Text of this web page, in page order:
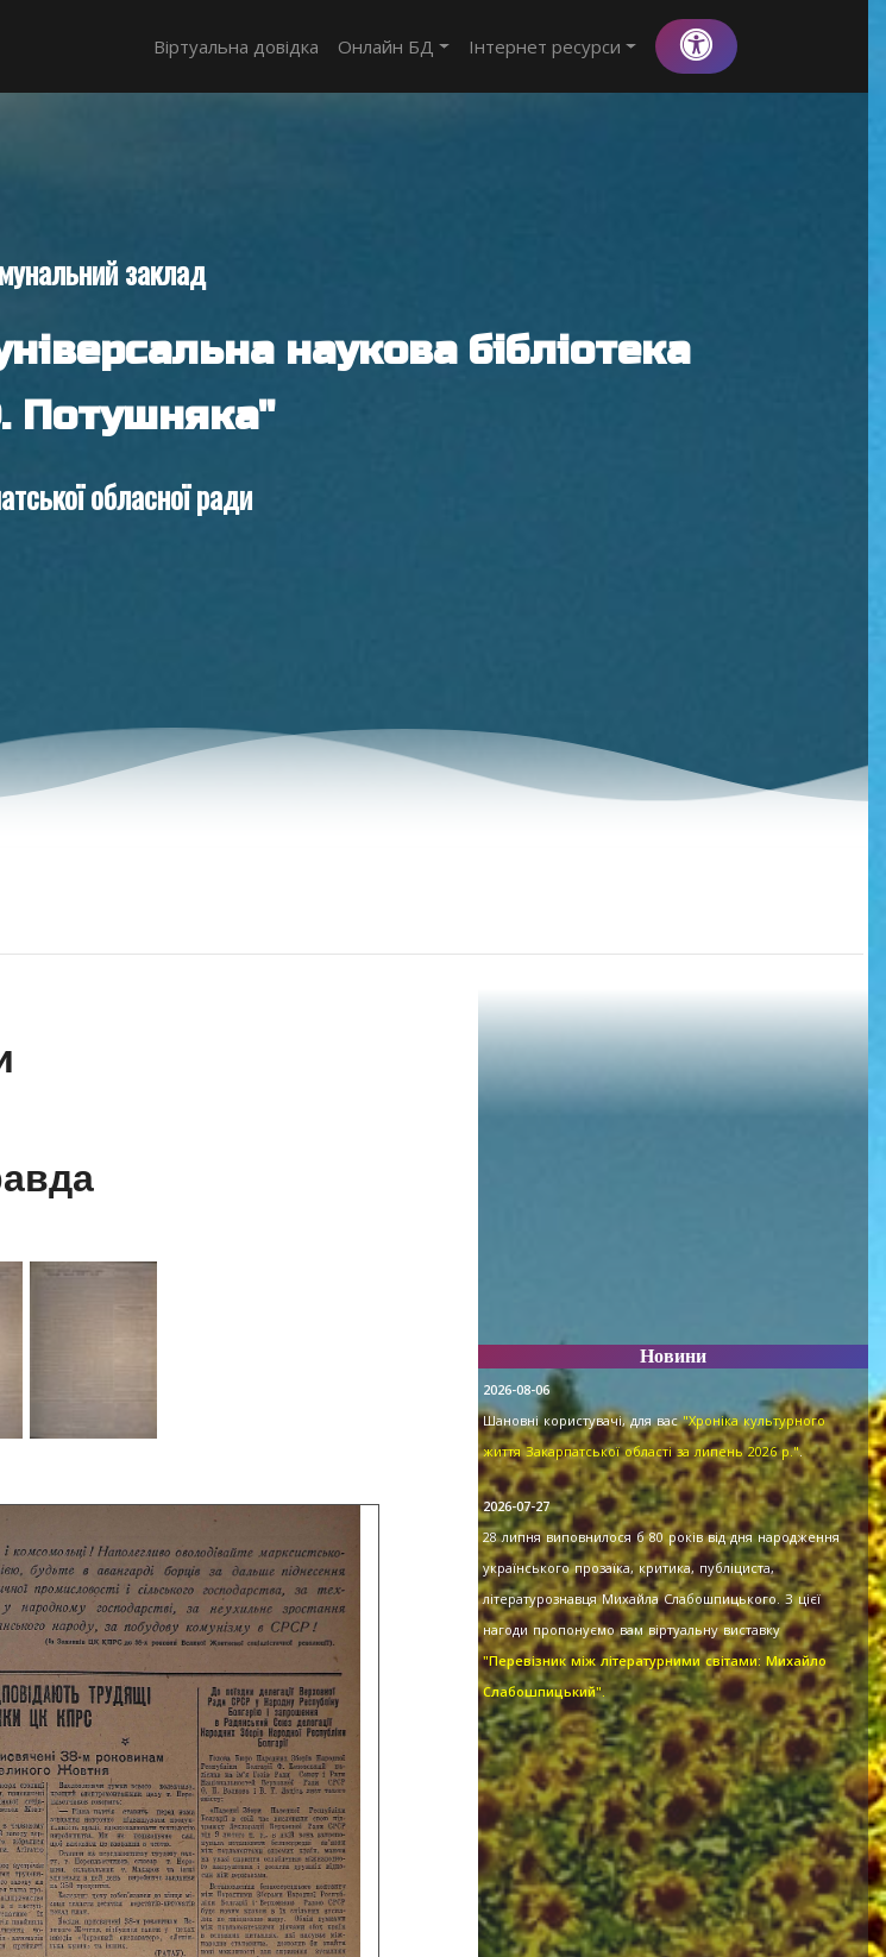
Віртуальна довідка Онлайн БД Інтернет ресурси
заклад
наукова бібліотека
Потушняка"
обласної ради
Новини
2026-08-06
Шановні користувачі, для вас"Хроніка культурного
життя Закарпатської області за липень 2026 р.".
2026-07-27
28 липня виповнилося б 80 років від дня народження
українського прозаїка, критика, публіциста,
літературознавця Михайла Слабошпицького. З цієї
нагоди пропонуємо вам віртуальну виставку
"Перевізник між літературними світами: Михайло
Слабошпицький".